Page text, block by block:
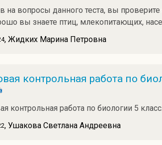
на вопросы данного теста, вы
вы знаете птиц, млекопитающих,
, Жидких Марина Петровна
контрольная работа по
контрольная работа по биологии 5
, Ушакова Светлана Андреевна